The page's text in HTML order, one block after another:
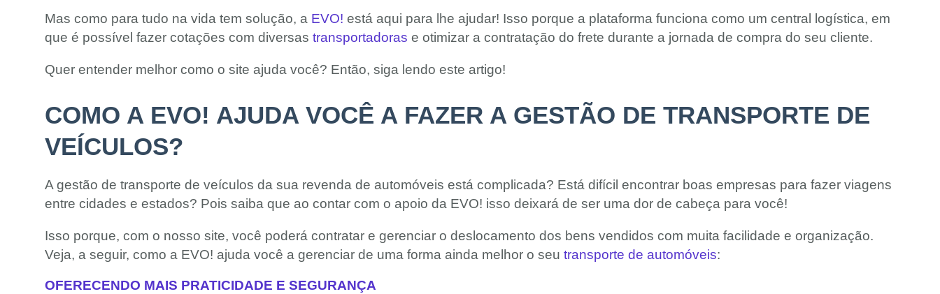
Mas como para tudo na vida tem solução, a EVO! está aqui para lhe ajudar! Isso porque a plataforma funciona como um central logística, em
que é possível fazer cotações com diversas transportadoras e otimizar a contratação do frete durante a jornada de compra do seu cliente.
Quer entender melhor como o site ajuda você? Então, siga lendo este artigo!
COMO A EVO! AJUDA VOCÊ A FAZER A GESTÃO DE TRANSPORTE DE
VEÍCULOS?
A gestão de transporte de veículos da sua revenda de automóveis está complicada? Está difícil encontrar boas empresas para fazer viagens
entre cidades e estados? Pois saiba que ao contar com o apoio da EVO! isso deixará de ser uma dor de cabeça para você!
Isso porque, com o nosso site, você poderá contratar e gerenciar o deslocamento dos bens vendidos com muita facilidade e organização.
Veja, a seguir, como a EVO! ajuda você a gerenciar de uma forma ainda melhor o seu transporte de automóveis:
OFERECENDO MAIS PRATICIDADE E SEGURANÇA